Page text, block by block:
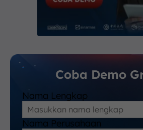
Coba Demo
Nama Lengkap
Nama Perusahaan